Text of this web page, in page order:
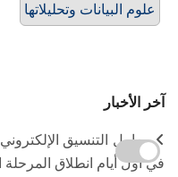
علوم البيانات وتحليلاتها
آخر الأخبار
في أول أيام انطلاق المرحلة